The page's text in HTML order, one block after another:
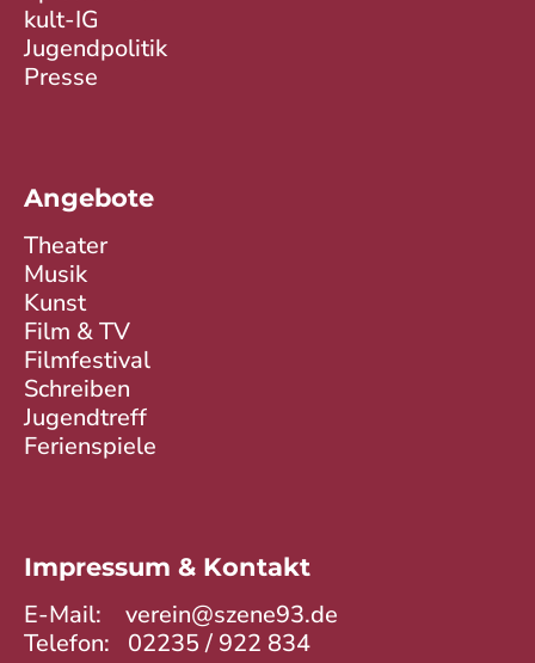
kult-IG
Jugendpolitik
Presse
Angebote
Theater
Musik
Kunst
Film & TV
Filmfestival
Schreiben
Jugendtreff
Ferienspiele
Impressum & Kontakt
E-Mail: verein@szene93.de
Telefon: 02235 / 922 834